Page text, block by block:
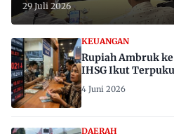
29 Juli 2026
KEUANGAN
Rupiah Ambruk ke
IHSG Ikut
4 Juni 2026
DAERAH